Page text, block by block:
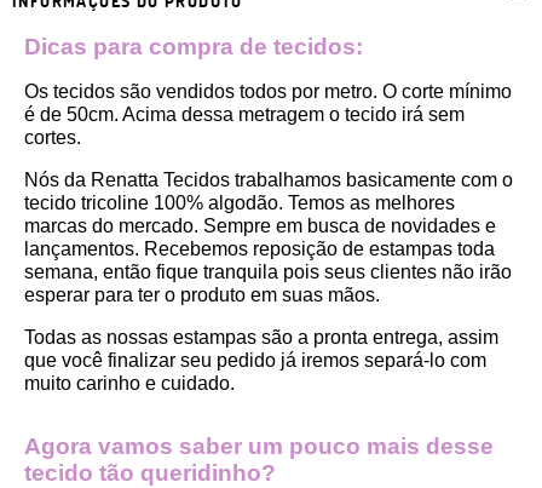
Dicas para compra de tecidos:
Os tecidos são vendidos todos por metro. O corte mínimo
é de 50cm. Acima dessa metragem o tecido irá sem
cortes.
Nós da Renatta Tecidos trabalhamos basicamente com o
tecido tricoline 100% algodão. Temos as melhores
marcas do mercado. Sempre em busca de novidades e
lançamentos. Recebemos reposição de estampas toda
semana, então fique tranquila pois seus clientes não irão
esperar para ter o produto em suas mãos.
Todas as nossas estampas são a pronta entrega, assim
que você finalizar seu pedido já iremos separá-lo com
muito carinho e cuidado.
Agora vamos saber um pouco mais desse
tecido tão queridinho?